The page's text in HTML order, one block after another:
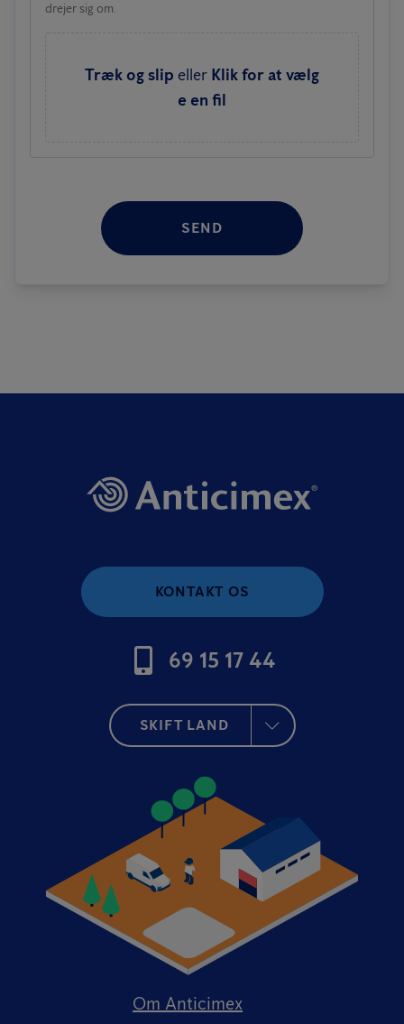
drejer sig om.
Træk og slip eller Klik for at vælg
e en fil
SEND
KONTAKT OS
69 15 17 44
SKIFT LAND
Om Anticimex